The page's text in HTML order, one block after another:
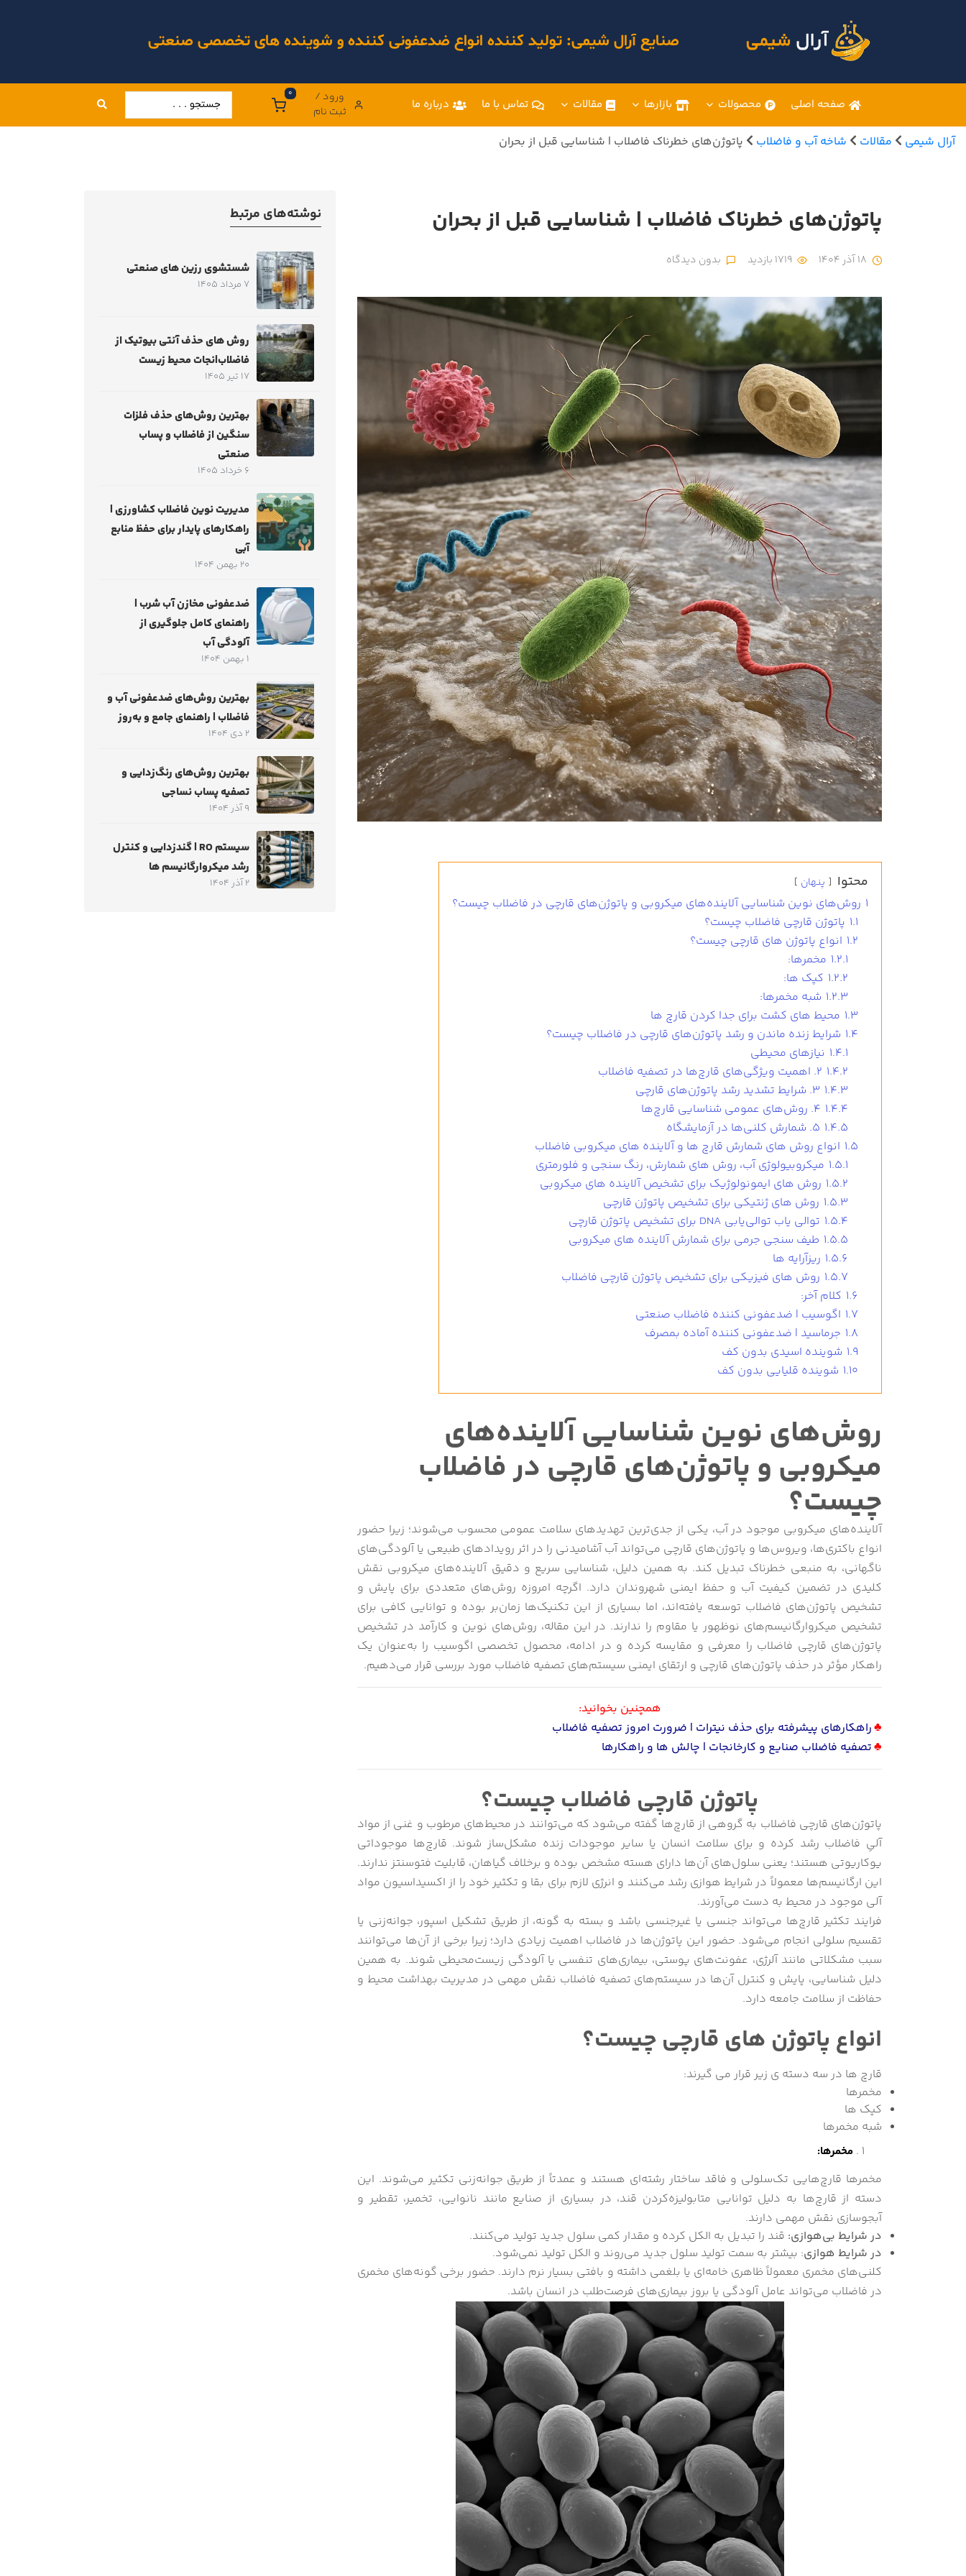
صنایع آرال شیمی: تولید کننده انواع ضدعفونی کننده و شوینده های تخصصی صنعتی
صفحه اصلی محصولات بازارها مقالات تماس با ما درباره ما
ورود /
ثبت نام
0
آرال شیمی مقالات شاخه آب و فاضلاب پاتوژن‌های خطرناک فاضلاب | شناسایی قبل از بحران
پاتوژن‌های خطرناک فاضلاب | شناسایی قبل از بحران
بدون دیدگاه
محتوا پنهان
1 روش‌های نوین شناسایی آلاینده‌های میکروبی و پاتوژن‌های قارچی در فاضلاب چیست؟
1.1 پاتوژن قارچی فاضلاب چیست؟
1.2 انواع پاتوژن های قارچی چیست؟
1.2.1 مخمرها:
1.2.2 کپک ها:
1.2.3 شبه مخمرها:
1.3 محیط های کشت برای جدا کردن قارچ ها
1.4 شرایط زنده‌ ماندن و رشد پاتوژن‌های قارچی در فاضلاب چیست؟
1.4.1 نیازهای محیطی
1.4.2 ۲. اهمیت ویژگی‌های قارچ‌ها در تصفیه فاضلاب
1.4.3 ۳. شرایط تشدید رشد پاتوژن‌های قارچی
1.4.4 ۴. روش‌های عمومی شناسایی قارچ‌ها
1.4.5 ۵. شمارش کلنی‌ها در آزمایشگاه
1.5 انواع روش های شمارش قارچ ها و آلاینده های میکروبی فاضلاب
1.5.1 میکروبیولوژی آب، روش های شمارش، رنگ سنجی و فلورمتری
1.5.2 روش های ایمونولوژیک برای تشخیص آلاینده های میکروبی
1.5.3 روش های ژنتیکی برای تشخیص پاتوژن قارچی
1.5.4 توالی یاب توالی‌یابی DNA برای تشخیص پاتوژن قارچی
1.5.5 طیف سنجی جرمی برای شمارش آلاینده های میکروبی
1.5.6 ریزآرایه ها
1.5.7 روش های فیزیکی برای تشخیص پاتوژن قارچی فاضلاب
1.6 کلام آخر:
1.7 اگوسیب | ضدعفونی کننده فاضلاب صنعتی
1.8 جرماسید | ضدعفونی کننده آماده بمصرف
1.9 شوینده اسیدی بدون کف
1.10 شوینده قلیایی بدون کف
روش‌های نوین شناسایی آلاینده‌های
میکروبی و پاتوژن‌های قارچی در فاضلاب
چیست؟
آلاینده‌های میکروبی موجود در آب، یکی از جدی‌ترین تهدیدهای سلامت عمومی محسوب می‌شوند؛ زیرا حضور
انواع باکتری‌ها، ویروس‌ها و پاتوژن‌های قارچی می‌تواند آب آشامیدنی را در اثر رویدادهای طبیعی یا آلودگی‌های
ناگهانی، به منبعی خطرناک تبدیل کند. به همین دلیل، شناسایی سریع و دقیق آلاینده‌های میکروبی نقش
کلیدی در تضمین کیفیت آب و حفظ ایمنی شهروندان دارد. اگرچه امروزه روش‌های متعددی برای پایش و
تشخیص پاتوژن‌های فاضلاب توسعه یافته‌اند، اما بسیاری از این تکنیک‌ها زمان‌بر بوده و توانایی کافی برای
تشخیص میکروارگانیسم‌های نوظهور یا مقاوم را ندارند. در این مقاله، روش‌های نوین و کارآمد در تشخیص
پاتوژن‌های قارچی فاضلاب را معرفی و مقایسه کرده و در ادامه، محصول تخصصی اگوسیب را به‌عنوان یک
راهکار مؤثر در حذف پاتوژن‌های قارچی و ارتقای ایمنی سیستم‌های تصفیه فاضلاب مورد بررسی قرار می‌دهیم.
همچنین بخوانید:
♣راهکارهای پیشرفته برای حذف نیترات | ضرورت امروز تصفیه فاضلاب
♣تصفیه فاضلاب صنایع و کارخانجات | چالش ها و راهکارها
پاتوژن قارچی فاضلاب چیست؟
پاتوژن‌های قارچی فاضلاب به گروهی از قارچ‌ها گفته می‌شود که می‌توانند در محیط‌های مرطوب و غنی از مواد
آلیِ فاضلاب رشد کرده و برای سلامت انسان یا سایر موجودات زنده مشکل‌ساز شوند. قارچ‌ها موجوداتی
یوکاریوتی هستند؛ یعنی سلول‌های آن‌ها دارای هسته مشخص بوده و برخلاف گیاهان، قابلیت فتوسنتز ندارند.
این ارگانیسم‌ها معمولاً در شرایط هوازی رشد می‌کنند و انرژی لازم برای بقا و تکثیر خود را از اکسیداسیون مواد
آلی موجود در محیط به دست می‌آورند.
فرایند تکثیر قارچ‌ها می‌تواند جنسی یا غیرجنسی باشد و بسته به گونه، از طریق تشکیل اسپور، جوانه‌زنی یا
تقسیم سلولی انجام می‌شود. حضور این پاتوژن‌ها در فاضلاب اهمیت زیادی دارد؛ زیرا برخی از آن‌ها می‌توانند
سبب مشکلاتی مانند آلرژی، عفونت‌های پوستی، بیماری‌های تنفسی یا آلودگی زیست‌محیطی شوند. به همین
دلیل شناسایی، پایش و کنترل آن‌ها در سیستم‌های تصفیه فاضلاب نقش مهمی در مدیریت بهداشت محیط و
حفاظت از سلامت جامعه دارد.
انواع پاتوژن های قارچی چیست؟
قارچ ها در سه دسته ی زیر قرار می گیرند:
مخمرها
کپک ها
شبه مخمرها
مخمرها:
مخمرها قارچ‌هایی تک‌سلولی و فاقد ساختار رشته‌ای هستند و عمدتاً از طریق جوانه‌زنی تکثیر می‌شوند. این
دسته از قارچ‌ها به دلیل توانایی متابولیزه‌کردن قند، در بسیاری از صنایع مانند نانوایی، تخمیر، تقطیر و
آبجوسازی نقش مهمی دارند.
در شرایط بی‌هوازی: قند را تبدیل به الکل کرده و مقدار کمی سلول جدید تولید می‌کنند.
در شرایط هوازی: بیشتر به سمت تولید سلول جدید می‌روند و الکل تولید نمی‌شود.
کلنی‌های مخمری معمولاً ظاهری خامه‌ای یا بلغمی داشته و بافتی بسیار نرم دارند. حضور برخی گونه‌های مخمری
در فاضلاب می‌تواند عامل آلودگی یا بروز بیماری‌های فرصت‌طلب در انسان باشد.
نوشته‌های مرتبط
شستشوی رزین های صنعتی
7 مرداد 1405
روش های حذف آنتی بیوتیک از
فاضلاب|نجات محیط زیست
17 تیر 1405
بهترین روش‌های حذف فلزات
سنگین از فاضلاب و پساب
صنعتی
6 خرداد 1405
مدیریت نوین فاضلاب کشاورزی |
راهکارهای پایدار برای حفظ منابع
آبی
20 بهمن 1404
ضدعفونی مخازن آب شرب |
راهنمای کامل جلوگیری از
آلودگی آب
1 بهمن 1404
بهترین روش‌های ضدعفونی آب و
فاضلاب | راهنمای جامع و به‌روز
2 دی 1404
بهترین روش‌های رنگ‌زدایی و
تصفیه پساب نساجی
9 آذر 1404
سیستم RO | گندزدایی و کنترل
رشد میکروارگانیسم ها
2 آذر 1404